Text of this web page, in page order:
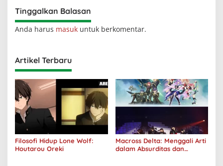
Tinggalkan Balasan
Anda harus masuk untuk berkomentar.
Artikel Terbaru
Filosofi Hidup Lone Wolf:
Houtarou Oreki
Macross Delta: Menggali Arti
dalam Absurditas dan